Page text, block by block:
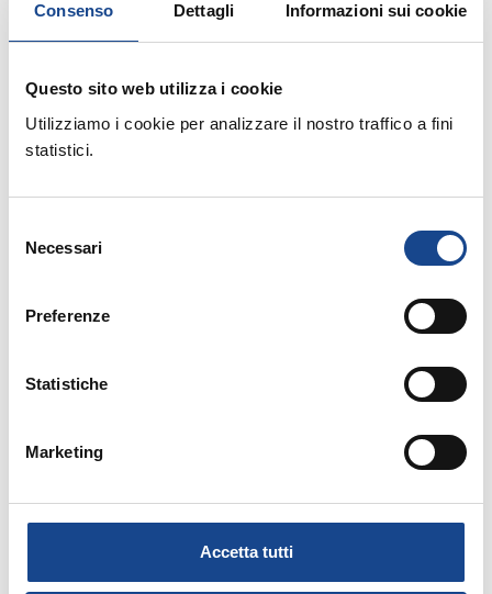
Consenso Dettagli Informazioni sui cookie
Questo sito web utilizza i cookie
Utilizziamo i cookie per analizzare il nostro traffico a fini
statistici.
delNecessari
Preferenze
Statistiche
Marketing
Accetta tutti
La cittadinanza italiana dopo la legge
Seminario di aggiornamento professionale
Comune di Torre del Greco
divorzio
Corso riservato agli operatori del Comune di